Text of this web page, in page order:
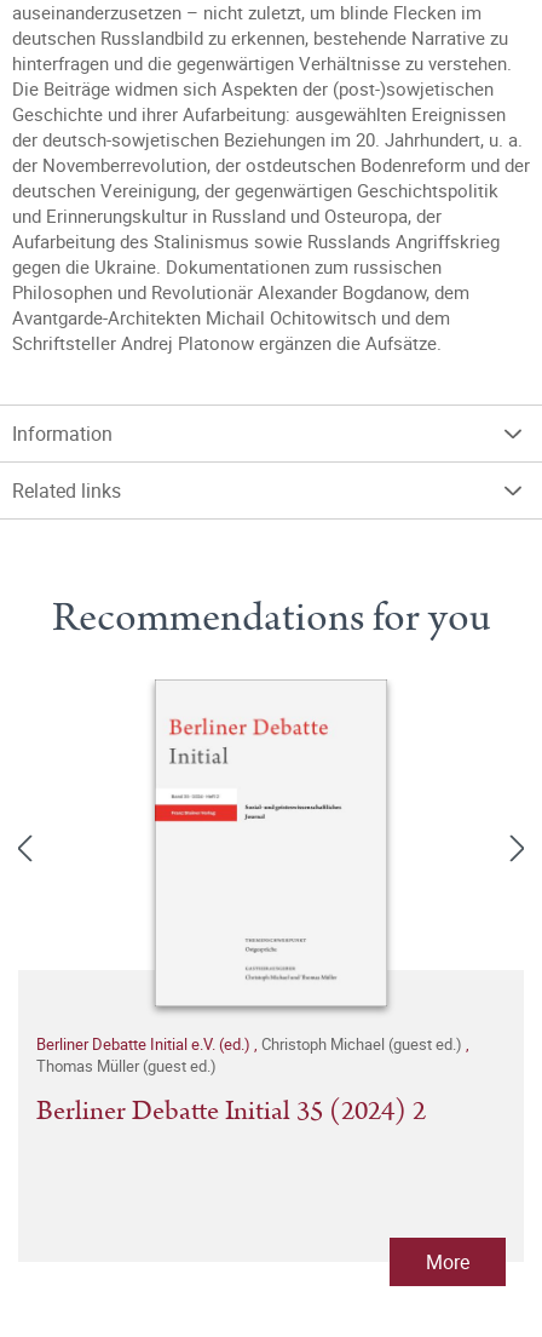
auseinanderzusetzen – nicht zuletzt, um blinde Flecken im
deutschen Russlandbild zu erkennen, bestehende Narrative zu
hinterfragen und die gegenwärtigen Verhältnisse zu verstehen.
Die Beiträge widmen sich Aspekten der (post-)sowjetischen
Geschichte und ihrer Aufarbeitung: ausgewählten Ereignissen
der deutsch-sowjetischen Beziehungen im 20. Jahrhundert, u. a.
der Novemberrevolution, der ostdeutschen Bodenreform und der
deutschen Vereinigung, der gegenwärtigen Geschichtspolitik
und Erinnerungskultur in Russland und Osteuropa, der
Aufarbeitung des Stalinismus sowie Russlands Angriffskrieg
gegen die Ukraine. Dokumentationen zum russischen
Philosophen und Revolutionär Alexander Bogdanow, dem
Avantgarde-Architekten Michail Ochitowitsch und dem
Schriftsteller Andrej Platonow ergänzen die Aufsätze.
Information
Related links
Recommendations for you
Berliner Debatte Initial e.V. (ed.) , Christoph Michael (guest ed.) ,
Thomas Müller (guest ed.)
Berliner Debatte Initial 35 (2024) 2
More